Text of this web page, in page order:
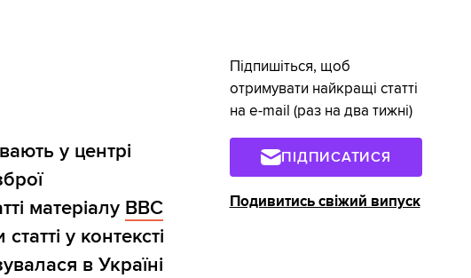
у центрі
матеріалу BBC
у контексті
в Україні
Підпишіться, щоб
отримувати найкращі статті
на e-mail (раз на два тижні)
ПІДПИСАТИСЯ
Подивитись свіжий випуск